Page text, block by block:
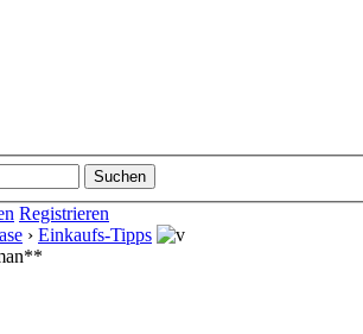
Registrieren
› Einkaufs-Tipps